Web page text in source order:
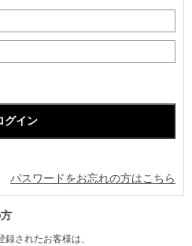
パスワードをお忘れの方はこちら
されたお客様は、